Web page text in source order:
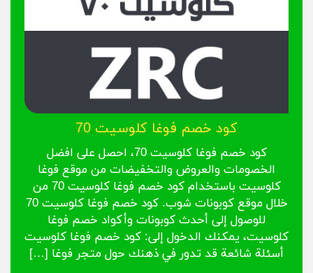
كود خصم فوغا كلوسيت 70
كود خصم فوغا كلوسيت 70، احصل على افضل
الخصومات والعروض والتخفيضات من موقع فوغا
كلوسيت باستخدام كود خصم فوغا كلوسيت 70 من
خلال موقع كوبونات شوب. كود خصم فوغا كلوسيت 70
للوصول إلى أحدث كوبونات وأكواد خصم فوغا
كلوسيت، يمكنك الدخول إلى: كود خصم فوغا كلوسيت
أسئلة شائعة قد تدور في ذهنك حول متجر فوغا […]